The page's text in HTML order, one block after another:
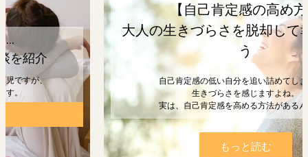
【自己肯定感の高め方】
大人の生きづらさを脱却して幸せになろ
う
自己肯定感の低い自分を追い詰めてしまうと、
生きづらさを感じますよね。
実は、自己肯定感を高める方法があるんです。
もっと読む